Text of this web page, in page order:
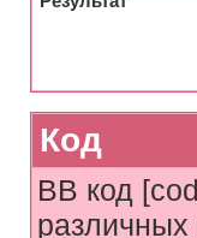
Код
BB код